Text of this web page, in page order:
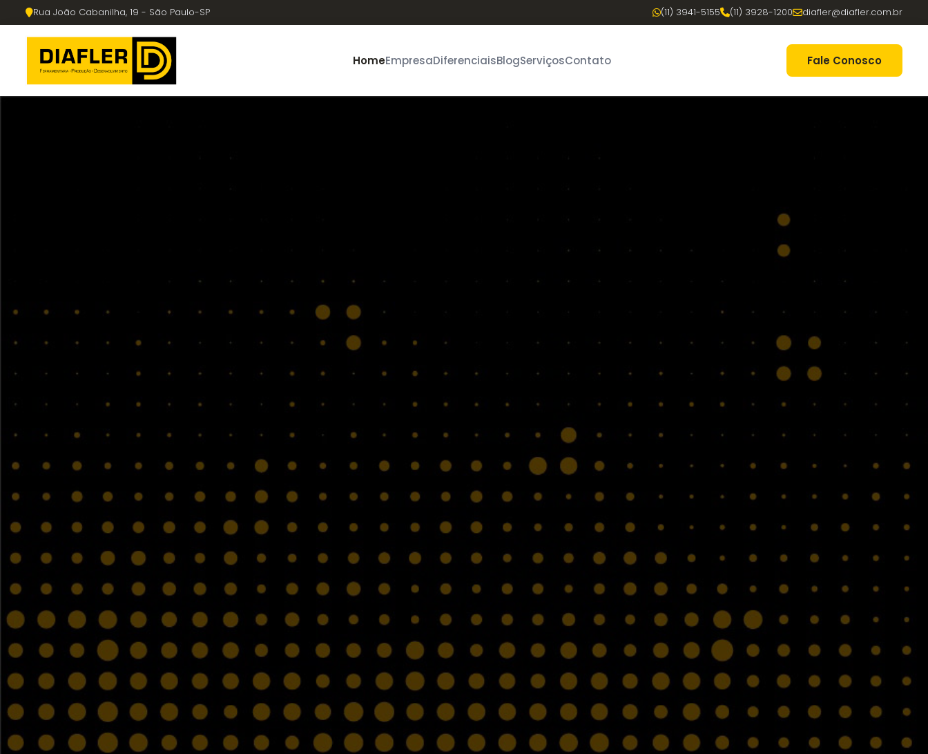
Rua João Cabanilha, 19 - São Paulo-SP (11) 3941-5155 (11) 3928-1200 diafler@diafler.com.br
HomeEmpresaDiferenciaisBlogServiçosContato Fale Conosco